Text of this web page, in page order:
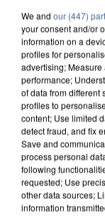
INCENDIES :
DE
We and our (447)
your consent and/or
information on a
profiles for
advertising;
performance;
of data from different
profiles to
content; Use limited
detect fraud, and fix
Save and
process personal
following
requested; Use
other data sources;
information